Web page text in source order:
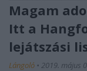
Magam
Itt a
lejátszási
Lángoló • 2019. május